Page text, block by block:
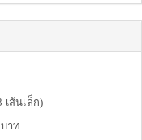
ส้นเล็ก)
าท